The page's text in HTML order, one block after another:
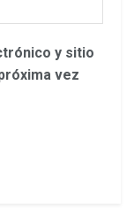
y sitio
vez